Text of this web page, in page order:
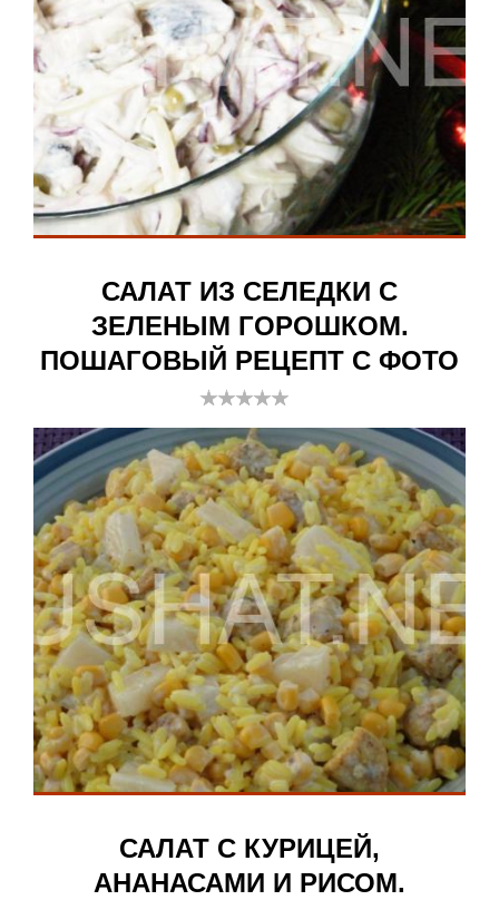
САЛАТ ИЗ СЕЛЕДКИ С
ЗЕЛЕНЫМ ГОРОШКОМ.
ПОШАГОВЫЙ РЕЦЕПТ С ФОТО
САЛАТ С КУРИЦЕЙ,
АНАНАСАМИ И РИСОМ.